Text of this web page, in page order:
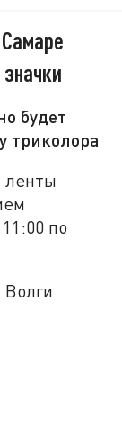
будет
триколора
ленты
по